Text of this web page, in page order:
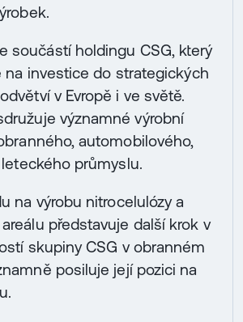
součástí holdingu CSG, který
na investice do strategických
v Evropě i ve světě.
významné výrobní
automobilového,
průmyslu.
na výrobu nitrocelulózy a
představuje další krok v
skupiny CSG v obranném
posiluje její pozici na